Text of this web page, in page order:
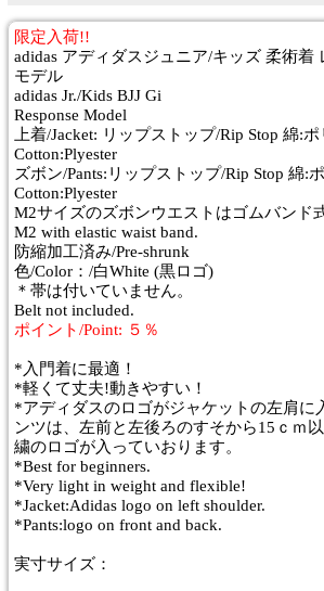
限定入荷!!
adidas アディダスジュニア/キッズ 柔術着
モデル
adidas Jr./Kids BJJ Gi
Response Model
上着/Jacket: リップストップ/Rip Stop 綿:
Cotton:Plyester
ズボン/Pants:リップストップ/Rip Stop 綿:
Cotton:Plyester
M2サイズのズボンウエストはゴムバンド式
M2 with elastic waist band.
防縮加工済み/Pre-shrunk
色/Color：/白White (黒ロゴ)
＊帯は付いていません。
Belt not included.
ポイント/Point: ５％
*入門着に最適！
*軽くて丈夫!動きやすい！
*アディダスのロゴがジャケットの左肩に
ンツは、左前と左後ろのすそから15ｃｍ
繍のロゴが入っていおります。
*Best for beginners.
*Very light in weight and flexible!
*Jacket:Adidas logo on left shoulder.
*Pants:logo on front and back.
実寸サイズ：